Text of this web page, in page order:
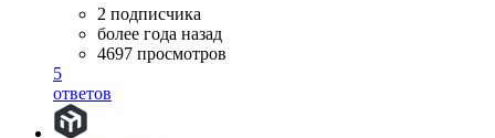
2 подписчика
более года назад
4697 просмотров
5
ответов